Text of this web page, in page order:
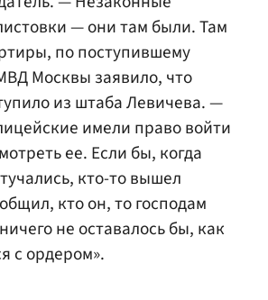
— они там были. Там
по поступившему
Москвы заявило, что
из штаба Левичева. —
имели право войти
ее. Если бы, когда
кто-то вышел
кто он, то господам
не оставалось бы, как
с ордером».